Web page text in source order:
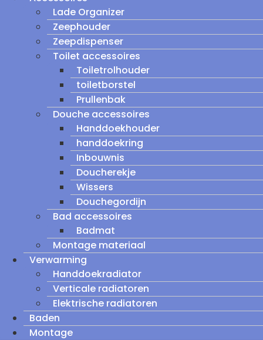
Lade Organizer
Zeephouder
Zeepdispenser
Toilet accessoires
Toiletrolhouder
toiletborstel
Prullenbak
Douche accessoires
Handdoekhouder
handdoekring
Inbouwnis
Doucherekje
Wissers
Douchegordijn
Bad accessoires
Badmat
Montage materiaal
Verwarming
Handdoekradiator
Verticale radiatoren
Elektrische radiatoren
Baden
Montage